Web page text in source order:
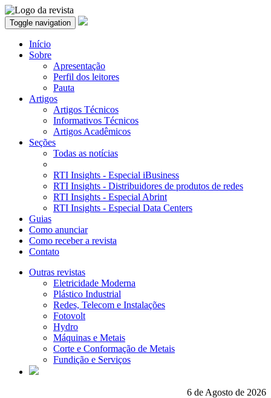
Toggle navigation
Início
Sobre
Apresentação
Perfil dos leitores
Pauta
Artigos
Artigos Técnicos
Informativos Técnicos
Artigos Acadêmicos
Seções
Todas as notícias
RTI Insights - Especial iBusiness
RTI Insights - Distribuidores de produtos de redes
RTI Insights - Especial Abrint
RTI Insights - Especial Data Centers
Guias
Como anunciar
Como receber a revista
Contato
Outras revistas
Eletricidade Moderna
Plástico Industrial
Redes, Telecom e Instalações
Fotovolt
Hydro
Máquinas e Metais
Corte e Conformação de Metais
Fundição e Serviços
6 de Agosto de 2026